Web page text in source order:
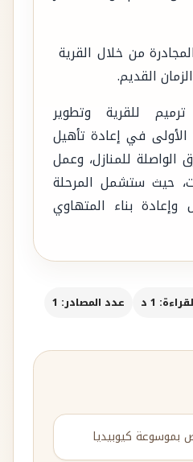
من خلال القرية
القديم.
للقرية وتطوير
الأولى في إعادة تأهيل
الواصلة للمنازل، وعمل
حيث ستشمل المرحلة
وإعادة بناء المتهاوي
1 د عدد المصادر: 1
بموسوعة كيوبيديا